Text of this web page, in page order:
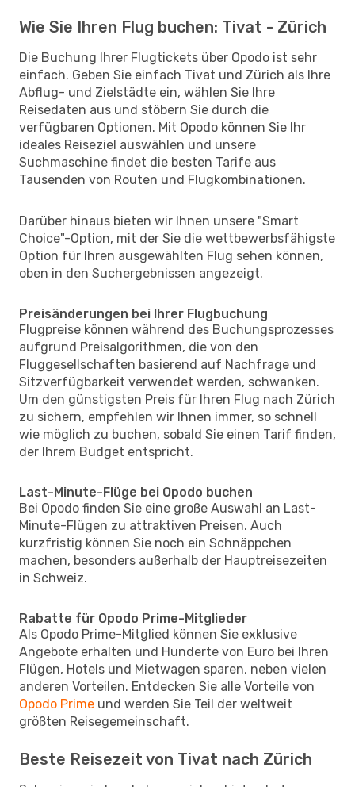
Wie Sie Ihren Flug buchen: Tivat - Zürich
Die Buchung Ihrer Flugtickets über Opodo ist sehr
einfach. Geben Sie einfach Tivat und Zürich als Ihre
Abflug- und Zielstädte ein, wählen Sie Ihre
Reisedaten aus und stöbern Sie durch die
verfügbaren Optionen. Mit Opodo können Sie Ihr
ideales Reiseziel auswählen und unsere
Suchmaschine findet die besten Tarife aus
Tausenden von Routen und Flugkombinationen.
Darüber hinaus bieten wir Ihnen unsere "Smart
Choice"-Option, mit der Sie die wettbewerbsfähigste
Option für Ihren ausgewählten Flug sehen können,
oben in den Suchergebnissen angezeigt.
Preisänderungen bei Ihrer Flugbuchung
Flugpreise können während des Buchungsprozesses
aufgrund Preisalgorithmen, die von den
Fluggesellschaften basierend auf Nachfrage und
Sitzverfügbarkeit verwendet werden, schwanken.
Um den günstigsten Preis für Ihren Flug nach Zürich
zu sichern, empfehlen wir Ihnen immer, so schnell
wie möglich zu buchen, sobald Sie einen Tarif finden,
der Ihrem Budget entspricht.
Last-Minute-Flüge bei Opodo buchen
Bei Opodo finden Sie eine große Auswahl an Last-
Minute-Flügen zu attraktiven Preisen. Auch
kurzfristig können Sie noch ein Schnäppchen
machen, besonders außerhalb der Hauptreisezeiten
in Schweiz.
Rabatte für Opodo Prime-Mitglieder
Als Opodo Prime-Mitglied können Sie exklusive
Angebote erhalten und Hunderte von Euro bei Ihren
Flügen, Hotels und Mietwagen sparen, neben vielen
anderen Vorteilen. Entdecken Sie alle Vorteile von
Opodo Prime und werden Sie Teil der weltweit
größten Reisegemeinschaft.
Beste Reisezeit von Tivat nach Zürich